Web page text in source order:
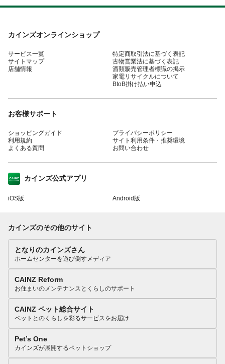
カインズオンラインショップ
サービス一覧
サイトマップ
店舗情報
特定商取引法に基づく表記
古物営業法に基づく表記
酒類販売管理者標識の掲示
家電リサイクルについて
BtoB掛け払い申込
お客様サポート
ショッピングガイド
利用規約
よくある質問
プライバシーポリシー
サイト利用条件・推奨環境
お問い合わせ
カインズ公式アプリ
iOS版 Android版
カインズのその他のサイト
となりのカインズさん
ホームセンターを遊び倒すメディア
CAINZ Reform
お住まいのメンテナンスとくらしのサポート
CAINZ ペット総合サイト
ペットとのくらしを彩るサービスをお届け
Pet’s One
カインズが展開するペットショップ